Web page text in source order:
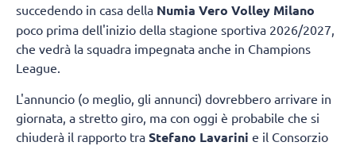
succedendo in casa della Numia Vero Volley Milano
poco prima dell'inizio della stagione sportiva 2026/2027,
che vedrà la squadra impegnata anche in Champions
League.
L'annuncio (o meglio, gli annunci) dovrebbero arrivare in
giornata, a stretto giro, ma con oggi è probabile che si
chiuderà il rapporto tra Stefano Lavarini e il Consorzio